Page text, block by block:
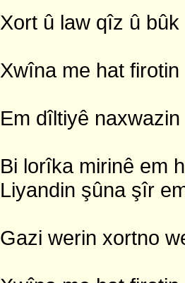
Xort û law qîz û
Xwîna me hat
Em dîltiyê
Bi lorîka mirinê em
Liyandin şûna şîr
Gazi werin xortno